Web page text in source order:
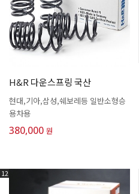
H&R 다운스프링 국산
현대,기아,삼성,쉐보레등 일반소형승
용차용
380,000 원
12